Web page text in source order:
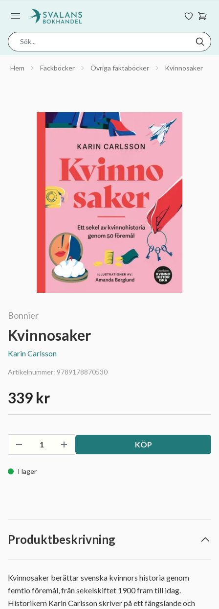
Hem Fackböcker Övriga faktaböcker Kvinnosaker
Bonnier
Kvinnosaker
Karin Carlsson
Artikelnummer: 9789178870530
339 kr
KÖP
I lager
Produktbeskrivning
Kvinnosaker berättar svenska kvinnors historia genom
femtio föremål, från sekelskiftet 1900 fram till idag.
Historikern Karin Carlsson skriver på ett fängslande och